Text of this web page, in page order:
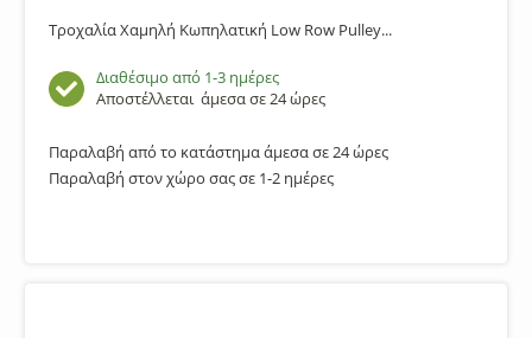
Τροχαλία Χαμηλή Κωπηλατική Low Row Pulley...
Διαθέσιμο από 1-3 ημέρες
Αποστέλλεται άμεσα σε 24 ώρες
Παραλαβή από το κατάστημα άμεσα σε 24 ώρες
Παραλαβή στον χώρο σας σε 1-2 ημέρες